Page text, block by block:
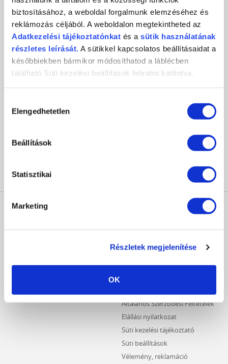
biztosításához, a weboldal forgalmunk elemzéséhez és
reklámozás céljából. A weboldalon megtekintheted az
Adatkezelési tájékoztatónkat és a sütik használatának
részletes leírását. A sütikkel kapcsolatos beállításaidat a
későbbiekben bármikor módosíthatod a láblécben
található Süti kezelési beállítások feliratra kattintva.
kiválasztása
Elengedhetetlen
Beállítások
Statisztikai
Marketing
Részletek megjelenítése
OK
Crystal
Nails
CosmoPro
Kft.
Crystal Nails
CosmoPro Kft.
1085
Hungary
+36 1 / 334 1924
ugyfelszolgalat@crystalnails.hu
MŰKÖRÖM
WEBÁRUHÁZ
Vásárlói információk
Fizetési információk
Általános Szerződési Feltételek
Elállási nyilatkozat
Süti kezelési tájékoztató
Süti beállítások
Vélemény, reklamáció